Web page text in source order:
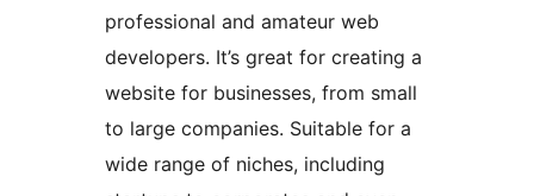
professional and amateur web
developers. It’s great for creating a
website for businesses, from small
to large companies. Suitable for a
wide range of niches, including